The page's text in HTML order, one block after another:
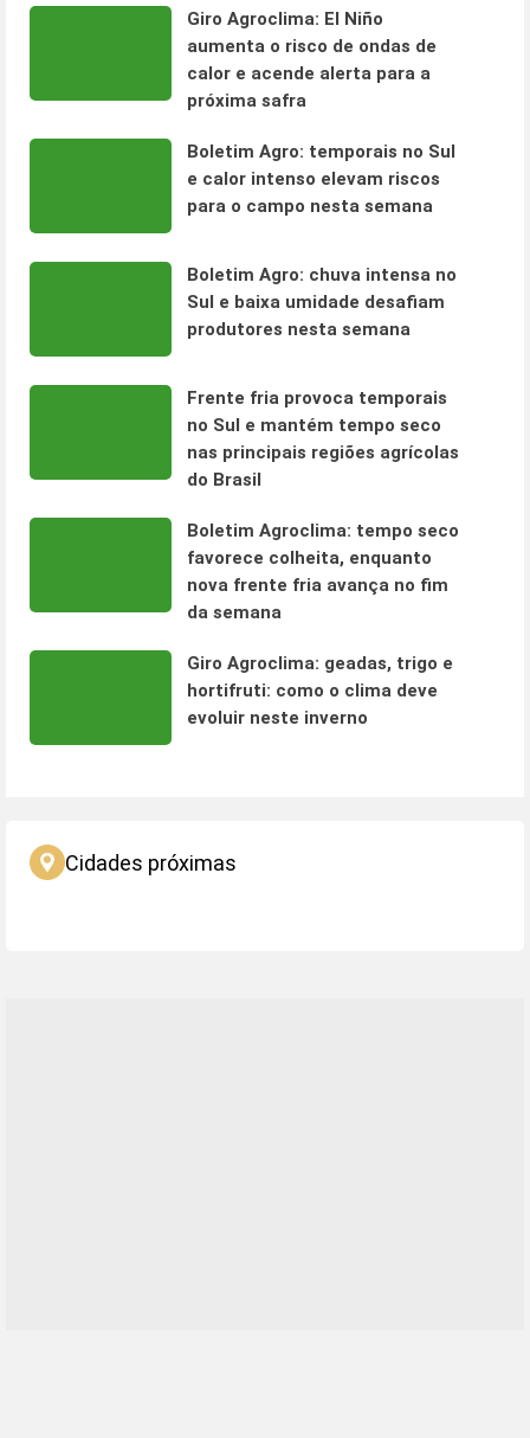
Giro Agroclima: El Niño
aumenta o risco de ondas de
calor e acende alerta para a
próxima safra
Boletim Agro: temporais no Sul
e calor intenso elevam riscos
para o campo nesta semana
Boletim Agro: chuva intensa no
Sul e baixa umidade desafiam
produtores nesta semana
Frente fria provoca temporais
no Sul e mantém tempo seco
nas principais regiões agrícolas
do Brasil
Boletim Agroclima: tempo seco
favorece colheita, enquanto
nova frente fria avança no fim
da semana
Giro Agroclima: geadas, trigo e
hortifruti: como o clima deve
evoluir neste inverno
Cidades próximas